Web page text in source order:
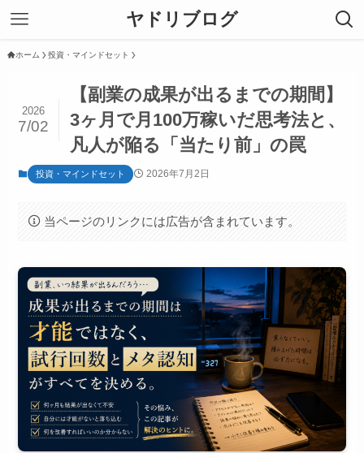
ヤドリブログ
ホーム 投資・マインドセット
【副業の成果が出るまでの期間】
3ヶ月で月100万稼いだ思考法と、
凡人が陥る「当たり前」の罠
2026
7/02
投資・マインドセット 2026年7月2日
当ページのリンクには広告が含まれています。